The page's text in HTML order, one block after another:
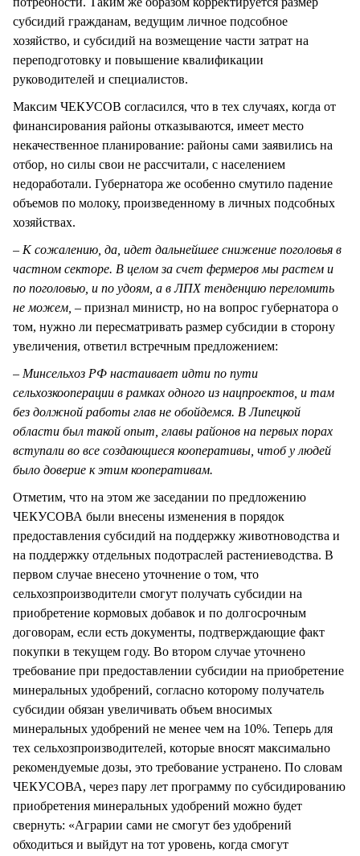
субсидий гражданам, ведущим личное подсобное
хозяйство, и субсидий на возмещение части затрат на
переподготовку и повышение квалификации
руководителей и специалистов.
Максим ЧЕКУСОВ согласился, что в тех случаях, когда от
финансирования районы отказываются, имеет место
некачественное планирование: районы сами заявились на
отбор, но силы свои не рассчитали, с населением
недоработали. Губернатора же особенно смутило падение
объемов по молоку, произведенному в личных подсобных
хозяйствах.
– К сожалению, да, идет дальнейшее снижение поголовья в
частном секторе. В целом за счет фермеров мы растем и
по поголовью, и по удоям, а в ЛПХ тенденцию переломить
не можем, – признал министр, но на вопрос губернатора о
том, нужно ли пересматривать размер субсидии в сторону
увеличения, ответил встречным предложением:
– Минсельхоз РФ настаивает идти по пути
сельхозкооперации в рамках одного из нацпроектов, и там
без должной работы глав не обойдемся. В Липецкой
области был такой опыт, главы районов на первых порах
вступали во все создающиеся кооперативы, чтоб у людей
было доверие к этим кооперативам.
Отметим, что на этом же заседании по предложению
ЧЕКУСОВА были внесены изменения в порядок
предоставления субсидий на поддержку животноводства и
на поддержку отдельных подотраслей растениеводства. В
первом случае внесено уточнение о том, что
сельхозпроизводители смогут получать субсидии на
приобретение кормовых добавок и по долгосрочным
договорам, если есть документы, подтверждающие факт
покупки в текущем году. Во втором случае уточнено
требование при предоставлении субсидии на приобретение
минеральных удобрений, согласно которому получатель
субсидии обязан увеличивать объем вносимых
минеральных удобрений не менее чем на 10%. Теперь для
тех сельхозпроизводителей, которые вносят максимально
рекомендуемые дозы, это требование устранено. По словам
ЧЕКУСОВА, через пару лет программу по субсидированию
приобретения минеральных удобрений можно будет
свернуть: «Аграрии сами не смогут без удобрений
обходиться и выйдут на тот уровень, когда смогут